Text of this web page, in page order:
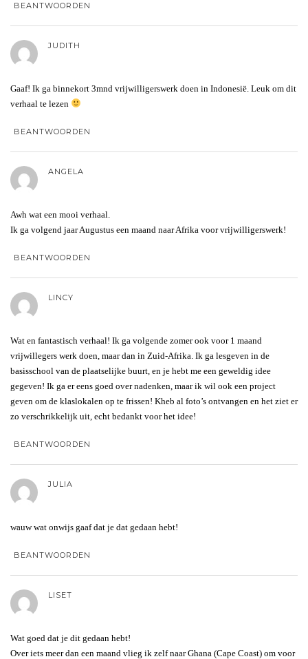
BEANTWOORDEN
JUDITH
Gaaf! Ik ga binnekort 3mnd vrijwilligerswerk doen in Indonesië. Leuk om dit
verhaal te lezen
BEANTWOORDEN
ANGELA
Awh wat een mooi verhaal.
Ik ga volgend jaar Augustus een maand naar Afrika voor vrijwilligerswerk!
BEANTWOORDEN
LINCY
Wat en fantastisch verhaal! Ik ga volgende zomer ook voor 1 maand
vrijwillegers werk doen, maar dan in Zuid-Afrika. Ik ga lesgeven in de
basisschool van de plaatselijke buurt, en je hebt me een geweldig idee
gegeven! Ik ga er eens goed over nadenken, maar ik wil ook een project
geven om de klaslokalen op te frissen! Kheb al foto’s ontvangen en het ziet er
zo verschrikkelijk uit, echt bedankt voor het idee!
BEANTWOORDEN
JULIA
wauw wat onwijs gaaf dat je dat gedaan hebt!
BEANTWOORDEN
LISET
Wat goed dat je dit gedaan hebt!
Over iets meer dan een maand vlieg ik zelf naar Ghana (Cape Coast) om voor